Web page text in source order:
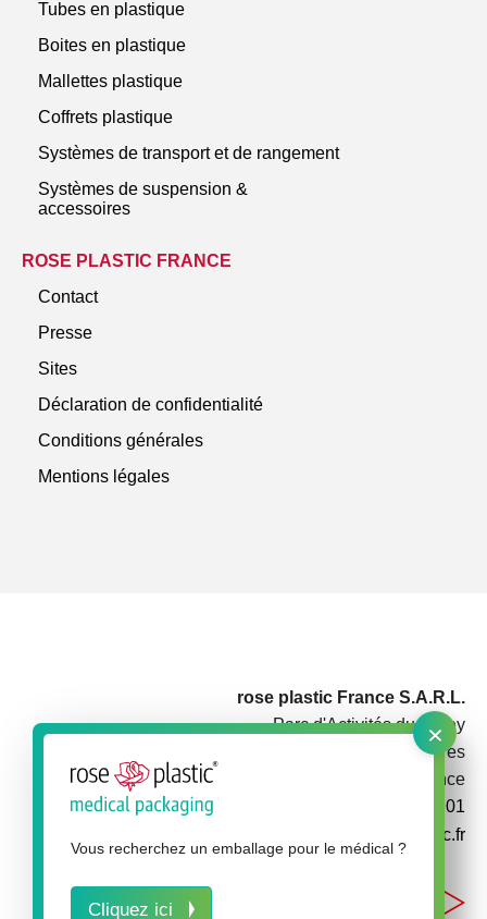
×
Vous recherchez un emballage pour le médical ?
Cliquez ici
rose plastic France S.A.R.L.
Parc d'Activités du Rotey
73460 Notre Dame des Millières
France
+33 479 3848 01
info@rose-plastic.fr
Tubes en plastique
Boites en plastique
Mallettes plastique
Coffrets plastique
Systèmes de transport et de rangement
Systèmes de suspension &
accessoires
ROSE PLASTIC FRANCE
Contact
Presse
Sites
Déclaration de confidentialité
Conditions générales
Mentions légales